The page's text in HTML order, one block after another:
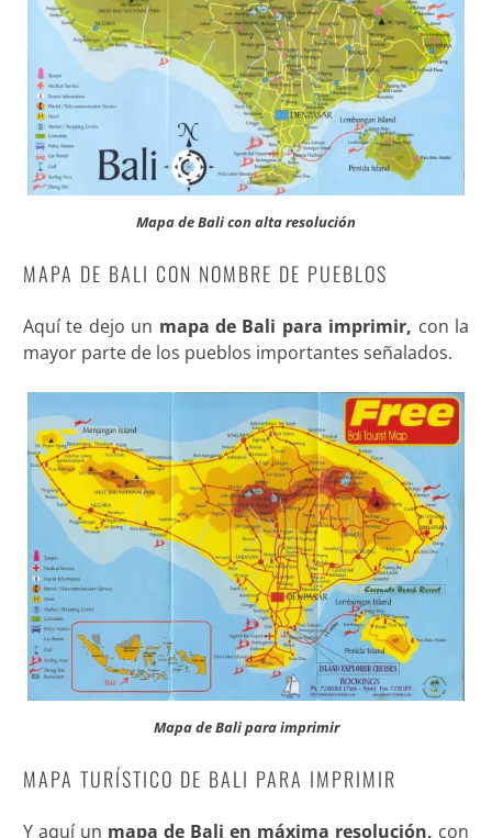
Mapa de Bali con alta resolución
MAPA DE BALI CON NOMBRE DE PUEBLOS
Aquí te dejo un mapa de Bali para imprimir, con la
mayor parte de los pueblos importantes señalados.
Mapa de Bali para imprimir
MAPA TURÍSTICO DE BALI PARA IMPRIMIR
Y aquí un mapa de Bali en máxima resolución, con